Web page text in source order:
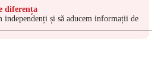
diferența
independenți și să aducem informații de